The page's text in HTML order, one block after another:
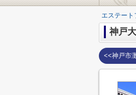
エステート
神戸
<<神戸市